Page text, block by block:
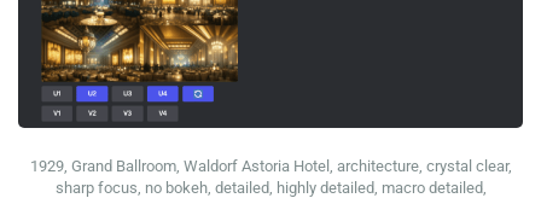
1929, Grand Ballroom, Waldorf Astoria Hotel, architecture, crystal clear,
sharp focus, no bokeh, detailed, highly detailed, macro detailed,